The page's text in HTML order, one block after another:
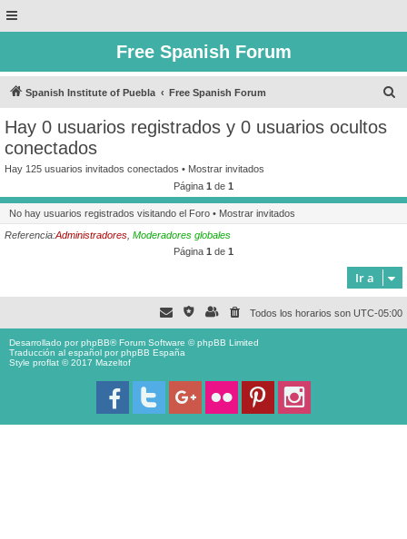
Free Spanish Forum
Spanish Institute of Puebla Free Spanish Forum
r
Hay 0 usuarios registrados y 0 usuarios ocultos
conectados
Hay 125 usuarios invitados conectados • Mostrar invitados
Página 1 de 1
No hay usuarios registrados visitando el Foro • Mostrar invitados
Referencia:Administradores Moderadores globales
Página 1 de 1
Ir a
Todos los horarios son UTC-05:00
Desarrollado porphpBB® Forum Software © phpBB Limited
Traducción al español porphpBB España
Style proflat © 2017 Mazeltof